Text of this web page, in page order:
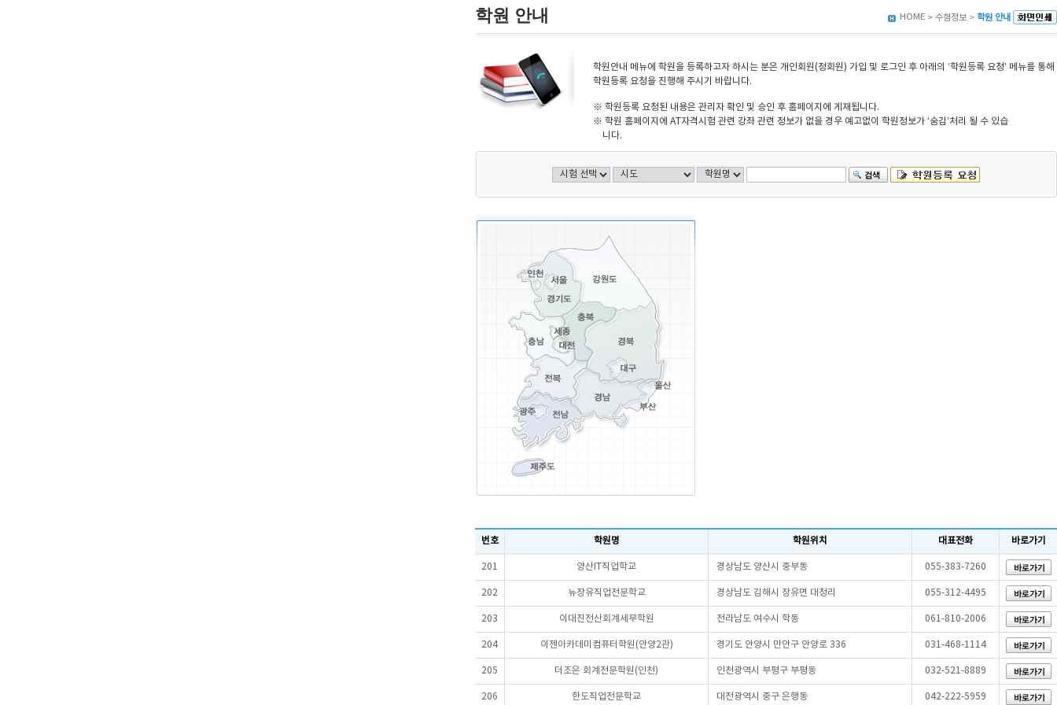
학원 안내 HOME > 수험정보 > 학원 안내
학원안내 메뉴에 학원을 등록하고자 하시는 분은 개인회원(정회원) 가입 및 로그인 후 아래의 ‘학원등록 요청’ 메뉴를 통해
학원등록 요청을 진행해 주시기 바랍니다.
※ 학원등록 요청된 내용은 관리자 확인 및 승인 후 홈페이지에 게재됩니다.
※ 학원 홈페이지에 AT자격시험 관련 강좌 관련 정보가 없을 경우 예고없이 학원정보가 ‘숨김’처리 될 수 있습
니다.
번호 학원명 학원위치 대표전화 바로가기
201 양산IT직업학교 경상남도 양산시 중부동 055-383-7260
202 뉴장유직업전문학교 경상남도 김해시 장유면 대청리 055-312-4495
203 이대진전산회계세무학원 전라남도 여수시 학동 061-810-2006
204 이젠아카데미컴퓨터학원(안양2관) 경기도 안양시 만안구 안양로 336 031-468-1114
205 더조은 회계전문학원(인천) 인천광역시 부평구 부평동 032-521-8889
206 한도직업전문학교 대전광역시 중구 은행동 042-222-5959